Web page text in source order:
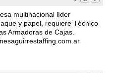
multinacional líder
y papel, requiere Técnico
Armadoras de Cajas.